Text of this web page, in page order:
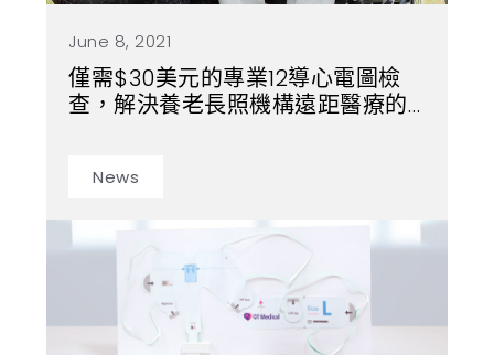
News
June 8, 2021
僅需$30美元的專業12導心電圖檢
查，解決養老長照機構遠距醫療的